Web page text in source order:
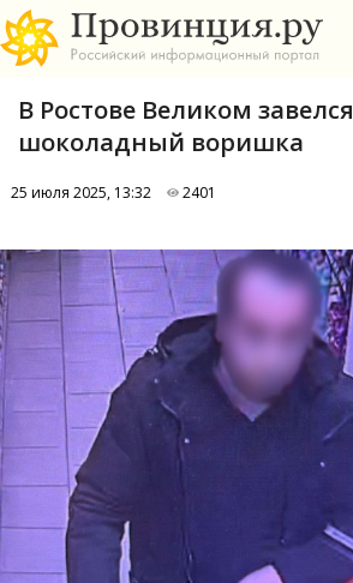
Б
В Ростове Великом завелся
шоколадный воришка
25 июля 2025, 13:32 2401